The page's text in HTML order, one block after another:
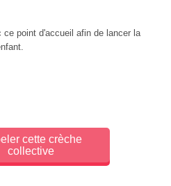
point d'accueil afin de lancer la
cette crèche
collective